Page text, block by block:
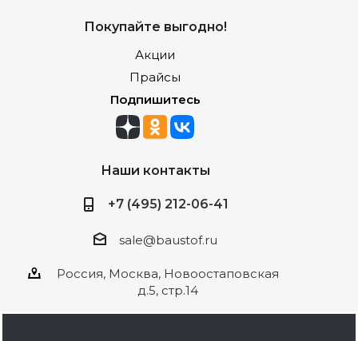
Покупайте выгодно!
Акции
Прайсы
Подпишитесь
Наши контакты
+7 (495) 212-06-41
sale@baustof.ru
Россия, Москва, Новоостаповская
д.5, стр.14